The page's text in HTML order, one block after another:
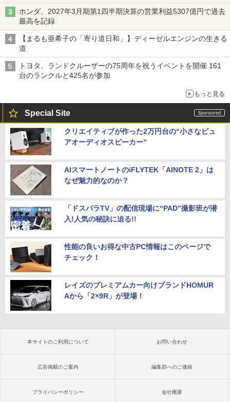
ホンダ、2027年3月期第1四半期決算の営業利益5307億円で過去
最高を記録
【まるも亜希子の「寄り道日和」】ディーゼルエンジンの生きる
道
トヨタ、ランドクルーザーの75周年を祝うイベントを開催 161
台のランクルと425名が参加
もっと見る
Special Site
クリエイティブが作った2万円台の“小さなピュ
アオーディオスピーカー”
AIスマートノートのiFLYTEK「AINOTE 2」は
なぜ魅力的なのか？
「ドスパラTV」の配信現場に“PAD”撮影班が潜
入!人気の秘訣に迫る!!
性能の良いお得な中古PC情報はこのページで
チェック！
レイズのプレミアムカー向けブランドHOMUR
Aから「2×9R」が登場！
本サイトのご利用について お問い合わせ
広告掲載のご案内 編集部へのご連絡
プライバシーポリシー 会社概要